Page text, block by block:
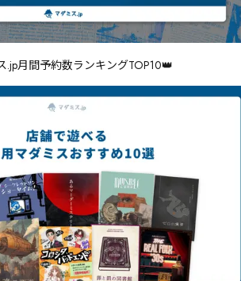
.jp月間予約数ランキングTOP10👑